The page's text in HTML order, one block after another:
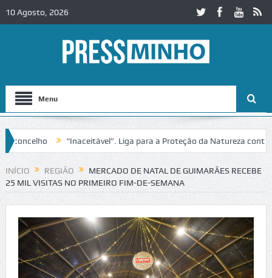
10 Agosto, 2026
Menu
“Inaceitável”. Liga para a Proteção da Natureza contesta
Alcobaça Igreja do Castelo de Cerveira assegura
INÍCIO REGIÃO
MERCADO DE NATAL DE GUIMARÃES RECEBE
25 MIL VISITAS NO PRIMEIRO FIM-DE-SEMANA